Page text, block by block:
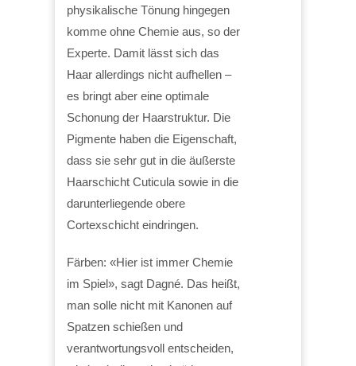
physikalische Tönung hingegen
komme ohne Chemie aus, so der
Experte. Damit lässt sich das
Haar allerdings nicht aufhellen –
es bringt aber eine optimale
Schonung der Haarstruktur. Die
Pigmente haben die Eigenschaft,
dass sie sehr gut in die äußerste
Haarschicht Cuticula sowie in die
darunterliegende obere
Cortexschicht eindringen.
Färben: «Hier ist immer Chemie
im Spiel», sagt Dagné. Das heißt,
man solle nicht mit Kanonen auf
Spatzen schießen und
verantwortungsvoll entscheiden,